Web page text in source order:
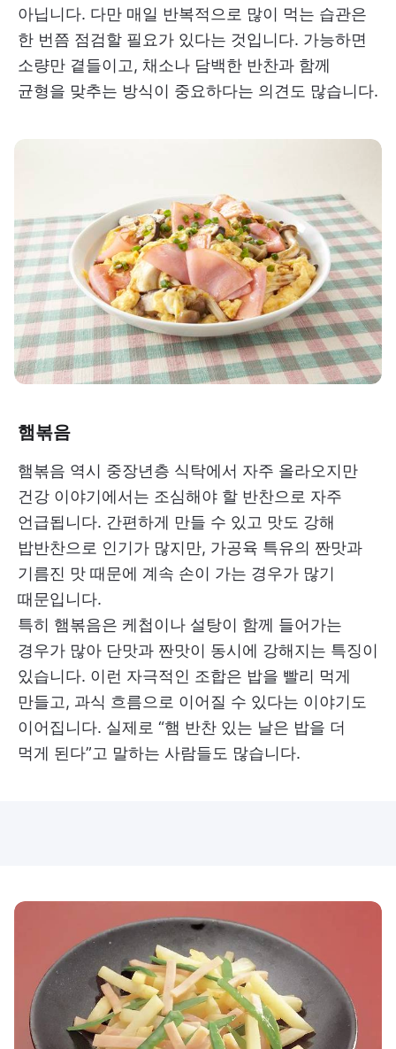
아닙니다. 다만 매일 반복적으로 많이 먹는 습관은
한 번쯤 점검할 필요가 있다는 것입니다. 가능하면
소량만 곁들이고, 채소나 담백한 반찬과 함께
균형을 맞추는 방식이 중요하다는 의견도 많습니다.
햄볶음
햄볶음 역시 중장년층 식탁에서 자주 올라오지만
건강 이야기에서는 조심해야 할 반찬으로 자주
언급됩니다. 간편하게 만들 수 있고 맛도 강해
밥반찬으로 인기가 많지만, 가공육 특유의 짠맛과
기름진 맛 때문에 계속 손이 가는 경우가 많기
때문입니다.
특히 햄볶음은 케첩이나 설탕이 함께 들어가는
경우가 많아 단맛과 짠맛이 동시에 강해지는 특징이
있습니다. 이런 자극적인 조합은 밥을 빨리 먹게
만들고, 과식 흐름으로 이어질 수 있다는 이야기도
이어집니다. 실제로 “햄 반찬 있는 날은 밥을 더
먹게 된다”고 말하는 사람들도 많습니다.